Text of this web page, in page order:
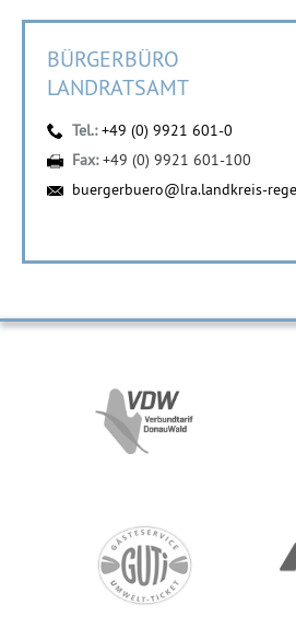
BÜRGERBÜRO
LANDRATSAMT
Tel.:+49 (0) 9921 601-0
Fax:+49 (0) 9921 601-100
buergerbuero@lra.landkreis-